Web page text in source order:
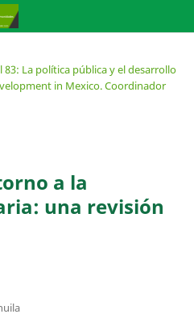
La política pública y el desarrollo
in Mexico. Coordinador
a la
una revisión